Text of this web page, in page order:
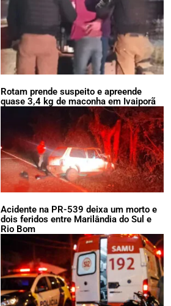
Rotam prende suspeito e apreende
quase 3,4 kg de maconha em Ivaiporã
Acidente na PR-539 deixa um morto e
dois feridos entre Marilândia do Sul e
Rio Bom